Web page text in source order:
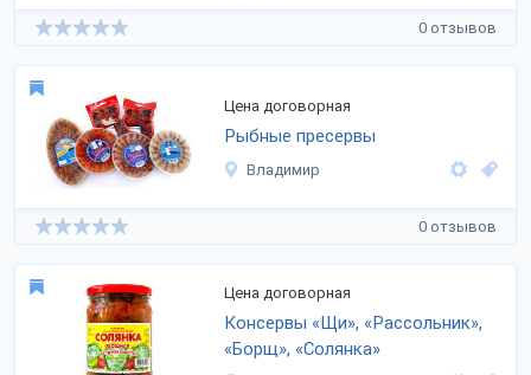
0 отзывов
Цена договорная
Рыбные пресервы
Владимир
0 отзывов
Цена договорная
Консервы «Щи», «Рассольник»,
«Борщ», «Солянка»